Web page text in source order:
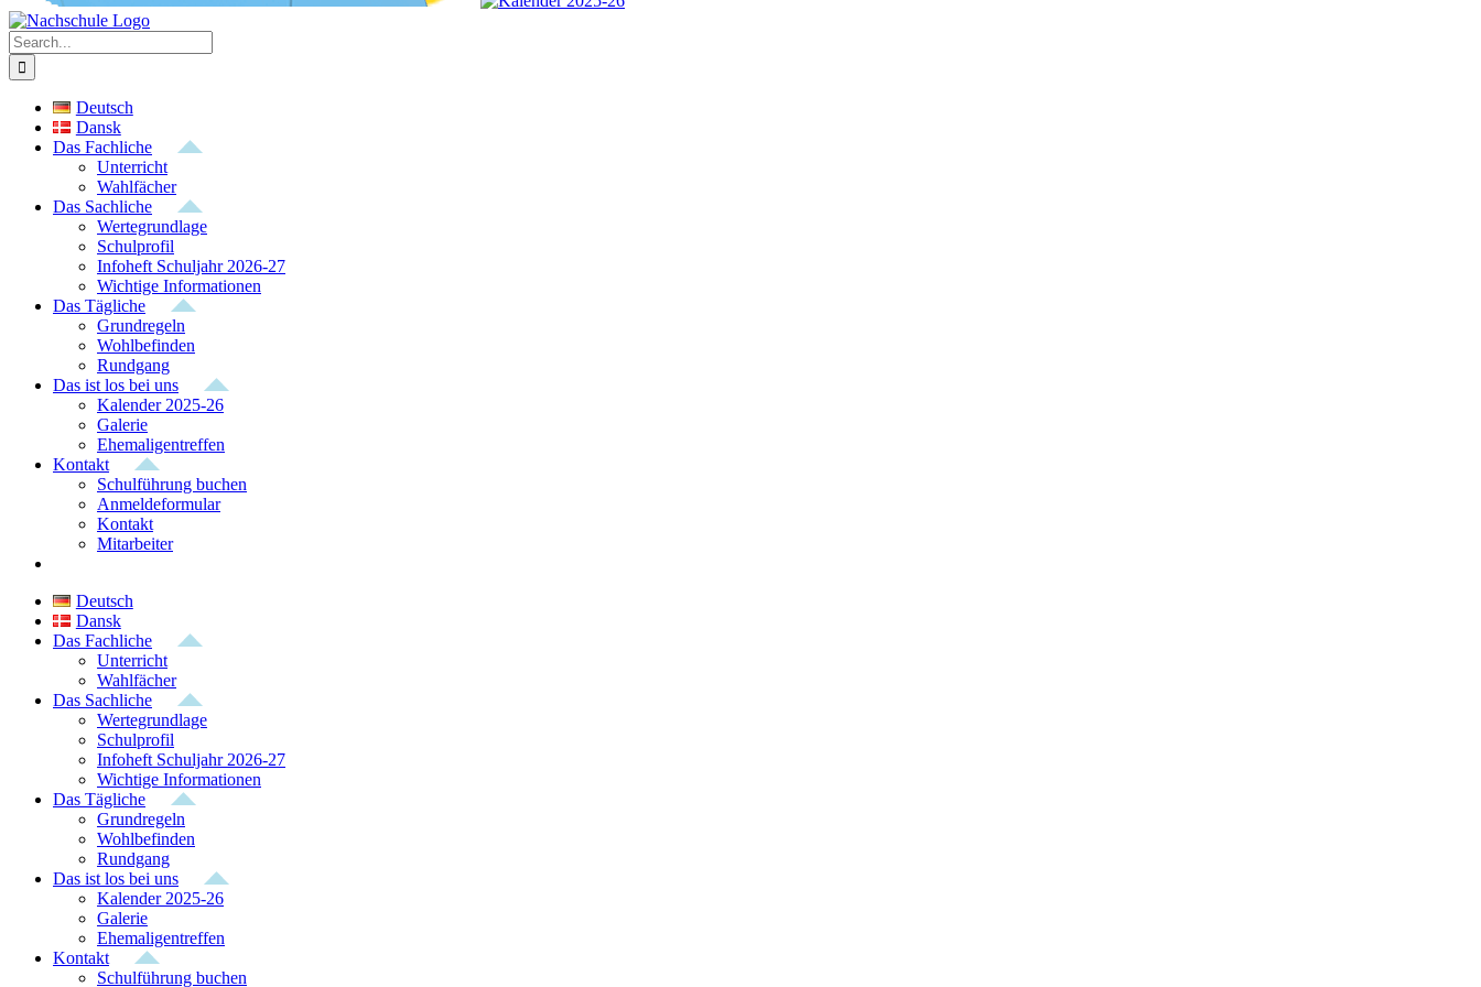
Search
for:
Deutsch
Dansk
Das Fachliche
Unterricht
Wahlfächer
Das Sachliche
Wertegrundlage
Schulprofil
Infoheft Schuljahr 2026-27
Wichtige Informationen
Das Tägliche
Grundregeln
Wohlbefinden
Rundgang
Das ist los bei uns
Kalender 2025-26
Galerie
Ehemaligentreffen
Kontakt
Schulführung buchen
Anmeldeformular
Kontakt
Mitarbeiter
Deutsch
Dansk
Das Fachliche
Unterricht
Wahlfächer
Das Sachliche
Wertegrundlage
Schulprofil
Infoheft Schuljahr 2026-27
Wichtige Informationen
Das Tägliche
Grundregeln
Wohlbefinden
Rundgang
Das ist los bei uns
Kalender 2025-26
Galerie
Ehemaligentreffen
Kontakt
Schulführung buchen